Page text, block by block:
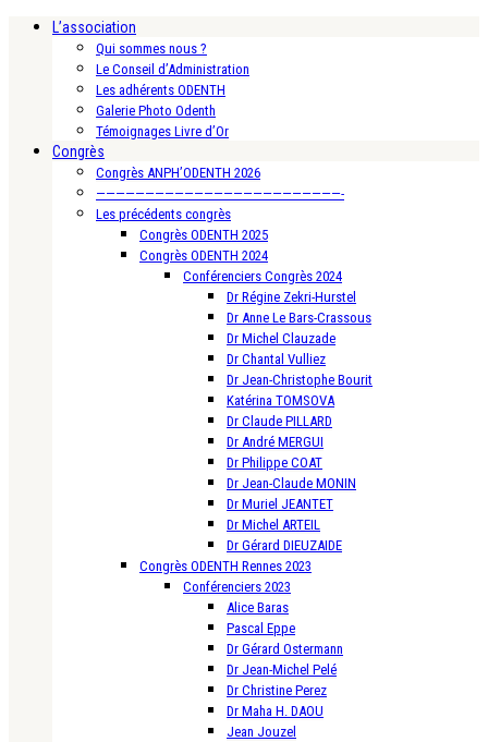
L’association
Qui sommes nous ?
Le Conseil d’Administration
Les adhérents ODENTH
Galerie Photo Odenth
Témoignages Livre d’Or
Congrès
Congrès ANPH’ODENTH 2026
—————————————————————————-
Les précédents congrès
Congrès ODENTH 2025
Congrès ODENTH 2024
Conférenciers Congrès 2024
Dr Régine Zekri-Hurstel
Dr Anne Le Bars-Crassous
Dr Michel Clauzade
Dr Chantal Vulliez
Dr Jean-Christophe Bourit
Katérina TOMSOVA
Dr Claude PILLARD
Dr André MERGUI
Dr Philippe COAT
Dr Jean-Claude MONIN
Dr Muriel JEANTET
Dr Michel ARTEIL
Dr Gérard DIEUZAIDE
Congrès ODENTH Rennes 2023
Conférenciers 2023
Alice Baras
Pascal Eppe
Dr Gérard Ostermann
Dr Jean-Michel Pelé
Dr Christine Perez
Dr Maha H. DAOU
Jean Jouzel